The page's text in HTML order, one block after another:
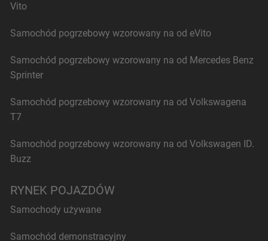
Vito
Samochód pogrzebowy wzorowany na od eVito
Samochód pogrzebowy wzorowany na od Mercedes Benz
Sprinter
Samochód pogrzebowy wzorowany na od Volkswagena
T7
Samochód pogrzebowy wzorowany na od Volkswagen ID.
Buzz
RYNEK POJAZDÓW
Samochody używane
Samochód demonstracyjny